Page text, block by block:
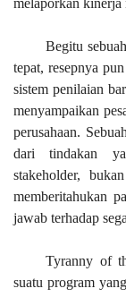
melaporkan kinerja
Begitu
tepat, resepnya
sistem penilaian
menyampaikan
perusahaan.
dari tindakan
stakeholder,
memberitahukan
jawab terhadap
Tyranny of
suatu program